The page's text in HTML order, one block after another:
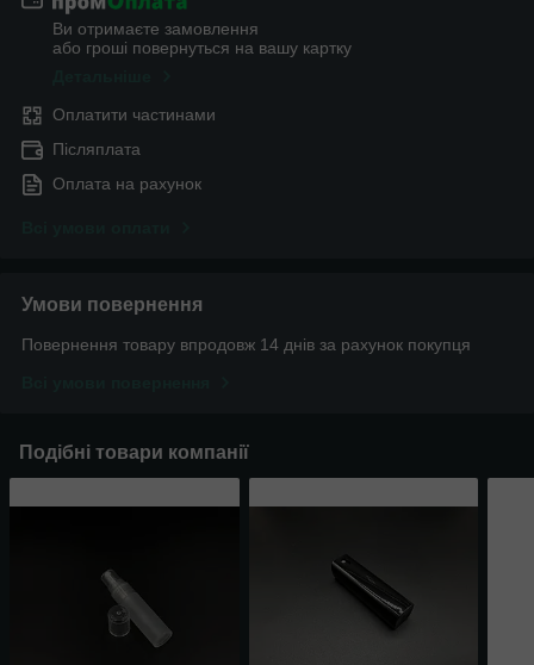
Ви отримаєте замовлення
або гроші повернуться на вашу картку
Оплатити частинами
Післяплата
Оплата на рахунок
Умови повернення
Повернення товару впродовж 14 днів за рахунок покупця
Подібні товари компанії